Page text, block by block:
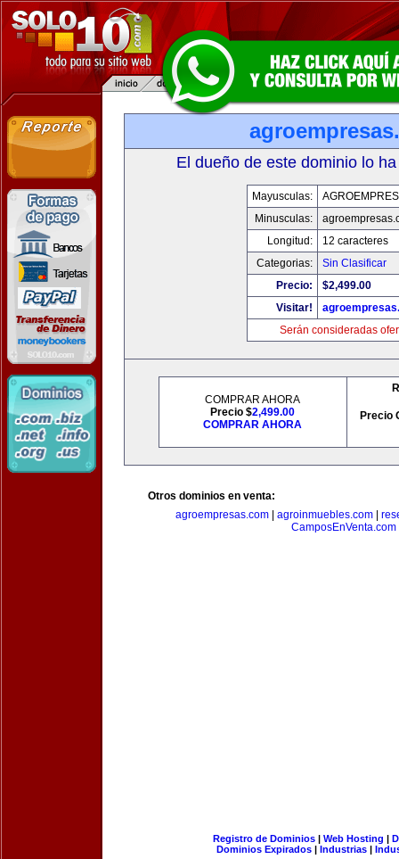
El dueño de este dominio lo
Mayusculas:
Minusculas:
Longitud:
12 caracteres
Categorias:
Sin Clasificar
Precio:
$2,499.00
Visitar!
Serán consideradas
COMPRAR AHORA
Precio $2,499.00
COMPRAR AHORA
Precio
Otros dominios en venta:
agroempresas.com
agroinmuebles.com
CamposEnVenta.com
Registro de Dominios| Web Hosting |
Dominios Expirados | Industrias |